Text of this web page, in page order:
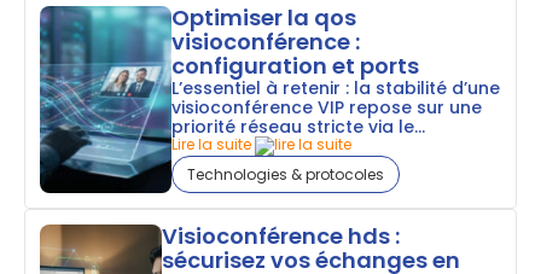
Optimiser la qos
visioconférence :
configuration et ports
L’essentiel à retenir : la stabilité d’une
visioconférence VIP repose sur une
priorité réseau stricte via le...
Lire la suite
Technologies & protocoles
Visioconférence hds :
sécurisez vos échanges en